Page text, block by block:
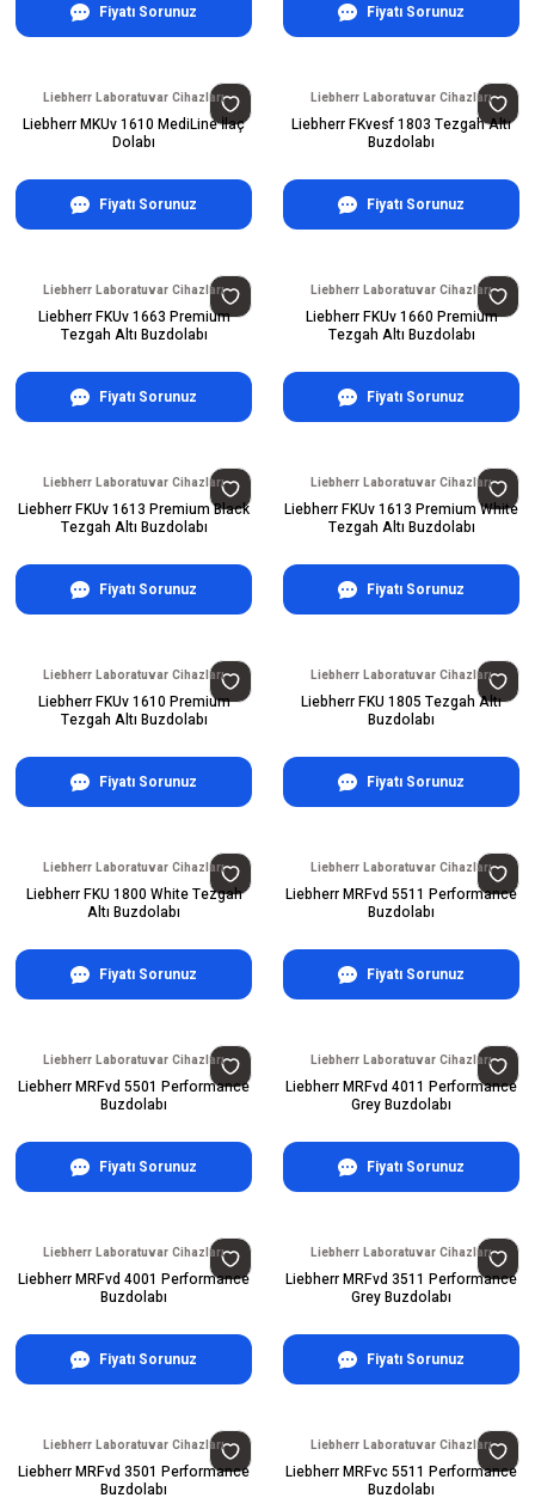
Fiyatı Sorunuz Fiyatı Sorunuz
Liebherr Laboratuvar Cihazları
Liebherr MKUv 1610 MediLine İlaç
Dolabı
Fiyatı Sorunuz
Liebherr Laboratuvar Cihazları
Liebherr FKvesf 1803 Tezgah Altı
Buzdolabı
Fiyatı Sorunuz
Liebherr Laboratuvar Cihazları
Liebherr FKUv 1663 Premium
Tezgah Altı Buzdolabı
Fiyatı Sorunuz
Liebherr Laboratuvar Cihazları
Liebherr FKUv 1660 Premium
Tezgah Altı Buzdolabı
Fiyatı Sorunuz
Liebherr Laboratuvar Cihazları
Liebherr FKUv 1613 Premium Black
Tezgah Altı Buzdolabı
Fiyatı Sorunuz
Liebherr Laboratuvar Cihazları
Liebherr FKUv 1613 Premium White
Tezgah Altı Buzdolabı
Fiyatı Sorunuz
Liebherr Laboratuvar Cihazları
Liebherr FKUv 1610 Premium
Tezgah Altı Buzdolabı
Fiyatı Sorunuz
Liebherr Laboratuvar Cihazları
Liebherr FKU 1805 Tezgah Altı
Buzdolabı
Fiyatı Sorunuz
Liebherr Laboratuvar Cihazları
Liebherr FKU 1800 White Tezgah
Altı Buzdolabı
Fiyatı Sorunuz
Liebherr Laboratuvar Cihazları
Liebherr MRFvd 5511 Performance
Buzdolabı
Fiyatı Sorunuz
Liebherr Laboratuvar Cihazları
Liebherr MRFvd 5501 Performance
Buzdolabı
Fiyatı Sorunuz
Liebherr Laboratuvar Cihazları
Liebherr MRFvd 4011 Performance
Grey Buzdolabı
Fiyatı Sorunuz
Liebherr Laboratuvar Cihazları
Liebherr MRFvd 4001 Performance
Buzdolabı
Fiyatı Sorunuz
Liebherr Laboratuvar Cihazları
Liebherr MRFvd 3511 Performance
Grey Buzdolabı
Fiyatı Sorunuz
Liebherr Laboratuvar Cihazları
Liebherr MRFvd 3501 Performance
Buzdolabı
Liebherr Laboratuvar Cihazları
Liebherr MRFvc 5511 Performance
Buzdolabı